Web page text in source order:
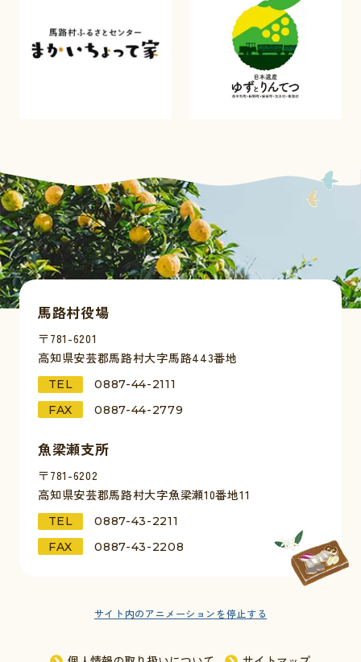
馬路村役場
〒781-6201
高知県安芸郡馬路村大字馬路443番地
TEL
0887-44-2111
FAX
0887-44-2779
魚梁瀬支所
〒781-6202
高知県安芸郡馬路村大字魚梁瀬10番地11
TEL
0887-43-2211
FAX
0887-43-2208
サイト内のアニメーションを停止する